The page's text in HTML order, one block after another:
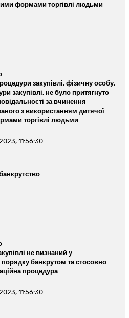
формами торгівлі людьми
закупівлі, фізичну особу,
закупівлі, не було притягнуто
за вчинення
з використанням дитячої
торгівлі людьми
11:56:30
не визнаний у
банкрутом та стосовно
процедура
11:56:30